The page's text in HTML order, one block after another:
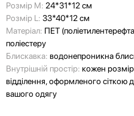
Розмір M: 24*31*12 см
Розмір L: 33*40*12 см
Матеріал: ПЕТ
поліестеру
Блискавка: водонепроникна
Внутрішній простір: кожен
відділення, оформленого сіткою
вашого одягу